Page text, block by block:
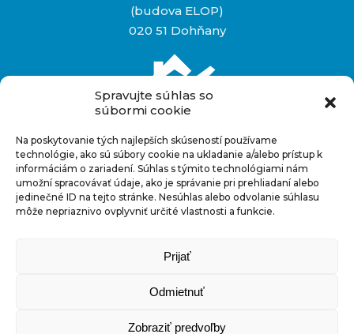
Spravujte súhlas so
súbormi cookie
Na poskytovanie tých najlepších skúseností používame
technológie, ako sú súbory cookie na ukladanie a/alebo prístup k
informáciám o zariadení. Súhlas s týmito technológiami nám
umožní spracovávať údaje, ako je správanie pri prehliadaní alebo
jedinečné ID na tejto stránke. Nesúhlas alebo odvolanie súhlasu
môže nepriaznivo ovplyvniť určité vlastnosti a funkcie.
Prijať
Odmietnuť
Zobraziť predvoľby
(budova ELOP)
020 51 Dohňany
Rýchly kontakt
+421 948 927 880
info@novostavbynakluc.sk
Facebook
|
Ochrana osobných údajov